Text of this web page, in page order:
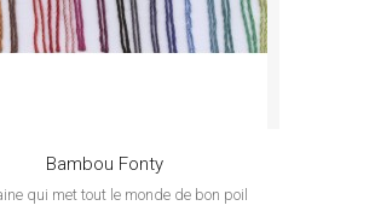
Bambou Fonty
qui met tout le monde de bon poil